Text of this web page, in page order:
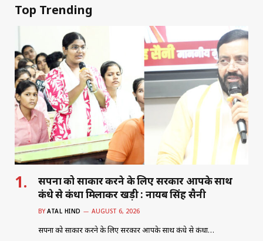
Top Trending
सपनों को साकार करने के लिए सरकार आपके साथ
कंधे से कंधा मिलाकर खड़ी : नायब सिंह सैनी
BY ATAL HIND AUGUST 6, 2026
सपनों को साकार करने के लिए सरकार आपके साथ कंधे से कंधा…